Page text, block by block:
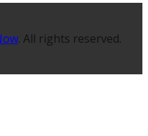
. All rights reserved.